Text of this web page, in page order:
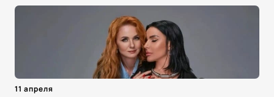
11 апреля